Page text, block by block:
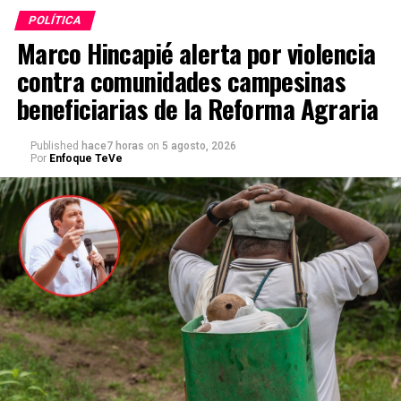
POLÍTICA
Marco Hincapié alerta por violencia
contra comunidades campesinas
beneficiarias de la Reforma Agraria
Published hace7 horas on 5 agosto, 2026
Por Enfoque TeVe